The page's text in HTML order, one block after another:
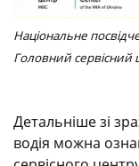
Національне
Головний сервісний
Детальніше зі
водія можна